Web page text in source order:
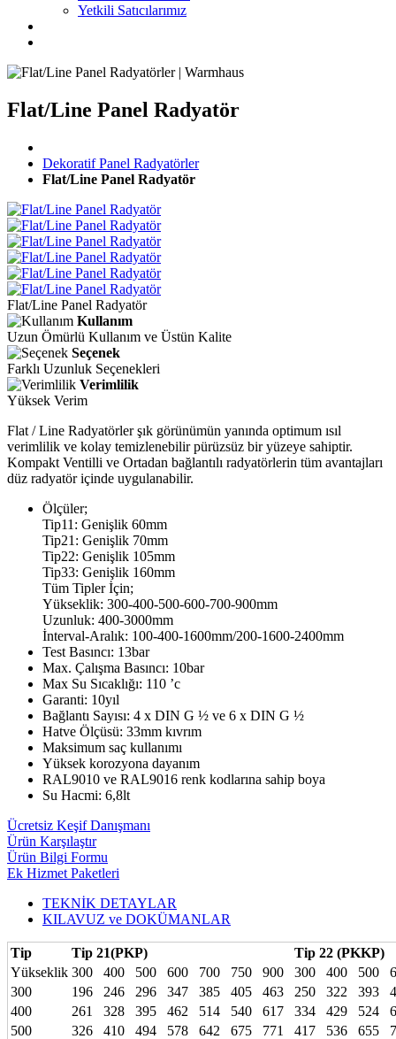
Yetkili Satıcılarımız
Flat/Line Panel Radyatör
Dekoratif Panel Radyatörler
Flat/Line Panel Radyatör
Flat/Line Panel Radyatör
Kullanım
Uzun Ömürlü Kullanım ve Üstün Kalite
Seçenek
Farklı Uzunluk Seçenekleri
Verimlilik
Yüksek Verim
Flat / Line Radyatörler şık görünümün yanında optimum ısıl
verimlilik ve kolay temizlenebilir pürüzsüz bir yüzeye sahiptir.
Kompakt Ventilli ve Ortadan bağlantılı radyatörlerin tüm avantajları
düz radyatör içinde uygulanabilir.
Ölçüler;
Tip11: Genişlik 60mm
Tip21: Genişlik 70mm
Tip22: Genişlik 105mm
Tip33: Genişlik 160mm
Tüm Tipler İçin;
Yükseklik: 300-400-500-600-700-900mm
Uzunluk: 400-3000mm
İnterval-Aralık: 100-400-1600mm/200-1600-2400mm
Test Basıncı: 13bar
Max. Çalışma Basıncı: 10bar
Max Su Sıcaklığı: 110 ’c
Garanti: 10yıl
Bağlantı Sayısı: 4 x DIN G ½ ve 6 x DIN G ½
Hatve Ölçüsü: 33mm kıvrım
Maksimum saç kullanımı
Yüksek korozyona dayanım
RAL9010 ve RAL9016 renk kodlarına sahip boya
Su Hacmi: 6,8lt
Ücretsiz Keşif Danışmanı
Ürün Karşılaştır
Ürün Bilgi Formu
Ek Hizmet Paketleri
TEKNİK DETAYLAR
KILAVUZ ve DOKÜMANLAR
Tip Tip 21(PKP)
Tip 22 (PKKP)
Yükseklik 300 400 500 600 700 750 900 300 400 500
300
196 246 296 347 385 405 463 250 322 393
400
261 328 395 462 514 540 617 334 429 524
500
326 410 494 578 642 675 771 417 536 655